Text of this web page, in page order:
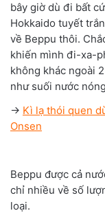
bây giờ dù đi bất
Hokkaido tuyết
về Beppu thôi.
khiến mình đi-xa-
không khác ngoài
như suối nước
→ Kì lạ thói quen
Onsen
Beppu được cả
chỉ nhiều về số
loại.